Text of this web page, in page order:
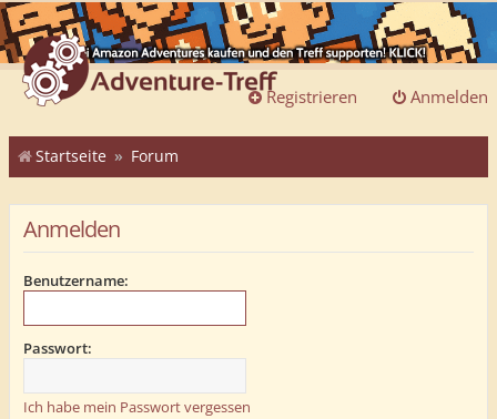
Anmelden
Registrieren
Startseite Forum
Anmelden
Benutzername:
Passwort:
Ich habe mein Passwort vergessen